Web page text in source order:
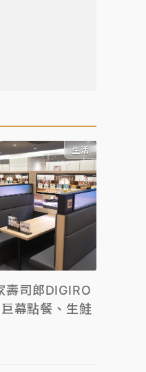
生活
壽司郎DIGIRO
幕點餐、生鮭